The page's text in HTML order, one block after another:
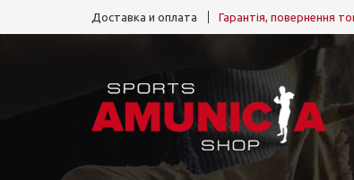
Доставка и оплата Гарантія, повернення